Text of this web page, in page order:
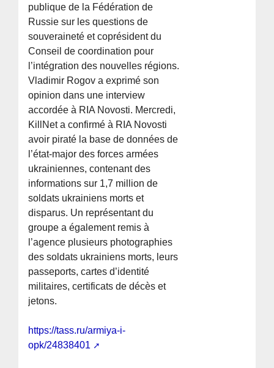
publique de la Fédération de
Russie sur les questions de
souveraineté et coprésident du
Conseil de coordination pour
l’intégration des nouvelles régions.
Vladimir Rogov a exprimé son
opinion dans une interview
accordée à RIA Novosti. Mercredi,
KillNet a confirmé à RIA Novosti
avoir piraté la base de données de
l’état-major des forces armées
ukrainiennes, contenant des
informations sur 1,7 million de
soldats ukrainiens morts et
disparus. Un représentant du
groupe a également remis à
l’agence plusieurs photographies
des soldats ukrainiens morts, leurs
passeports, cartes d’identité
militaires, certificats de décès et
jetons.
https://tass.ru/armiya-i-
opk/24838401